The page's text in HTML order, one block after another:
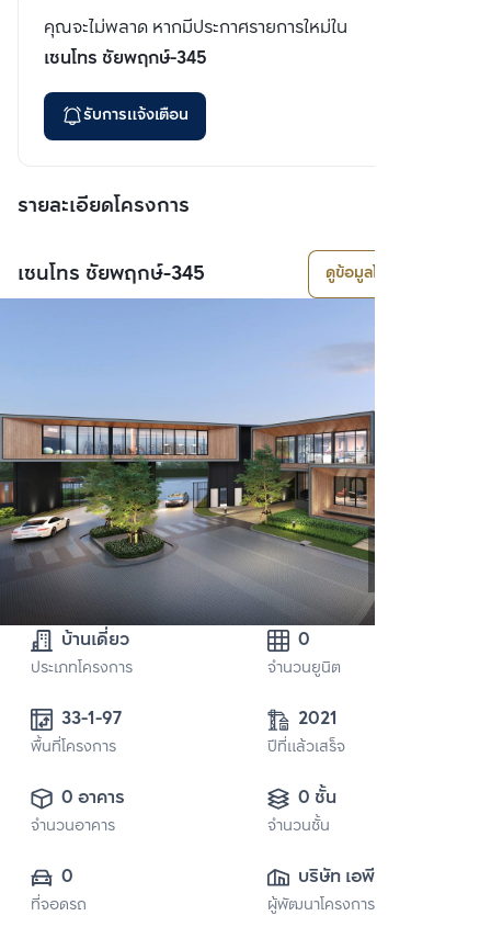
คุณจะไม่พลาด หากมีประกาศรายการใหม่ใน
เซนโทร ชัยพฤกษ์-345
รับการแจ้งเตือน
รายละเอียดโครงการ
เซนโทร ชัยพฤกษ์-345 ดูข้อมูลโครงการ
บ้านเดี่ยว
ประเภทโครงการ
0
จำนวนยูนิต
33-1-97
พื้นที่โครงการ
2021
ปีที่แล้วเสร็จ
0 อาคาร
จำนวนอาคาร
0 ชั้น
จำนวนชั้น
0
ที่จอดรถ
บริษัท เอพี (ไทย
แลนด์)
ผู้พัฒนาโครงการ